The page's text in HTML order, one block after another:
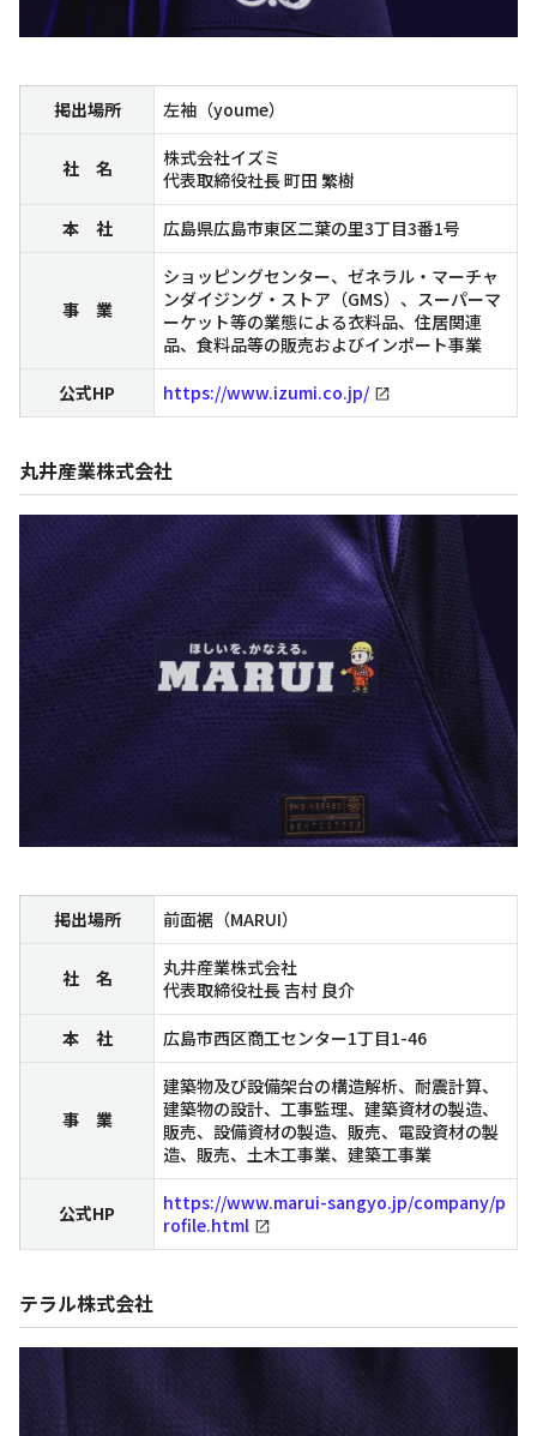
掲出場所 左袖（youme）
社 名
株式会社イズミ
代表取締役社長 町田 繁樹
本 社
広島県広島市東区二葉の里3丁目3番1号
事 業
ショッピングセンター、ゼネラル・マーチャ
ンダイジング・ストア（GMS）、スーパーマ
ーケット等の業態による衣料品、住居関連
品、食料品等の販売およびインポート事業
公式HP
https://www.izumi.co.jp/
丸井産業株式会社
掲出場所 前面裾（MARUI）
社 名
丸井産業株式会社
代表取締役社長 吉村 良介
本 社
広島市西区商工センター1丁目1-46
事 業
建築物及び設備架台の構造解析、耐震計算、
建築物の設計、工事監理、建築資材の製造、
販売、設備資材の製造、販売、電設資材の製
造、販売、土木工事業、建築工事業
公式HP
https://www.marui-sangyo.jp/company/p
rofile.html
テラル株式会社